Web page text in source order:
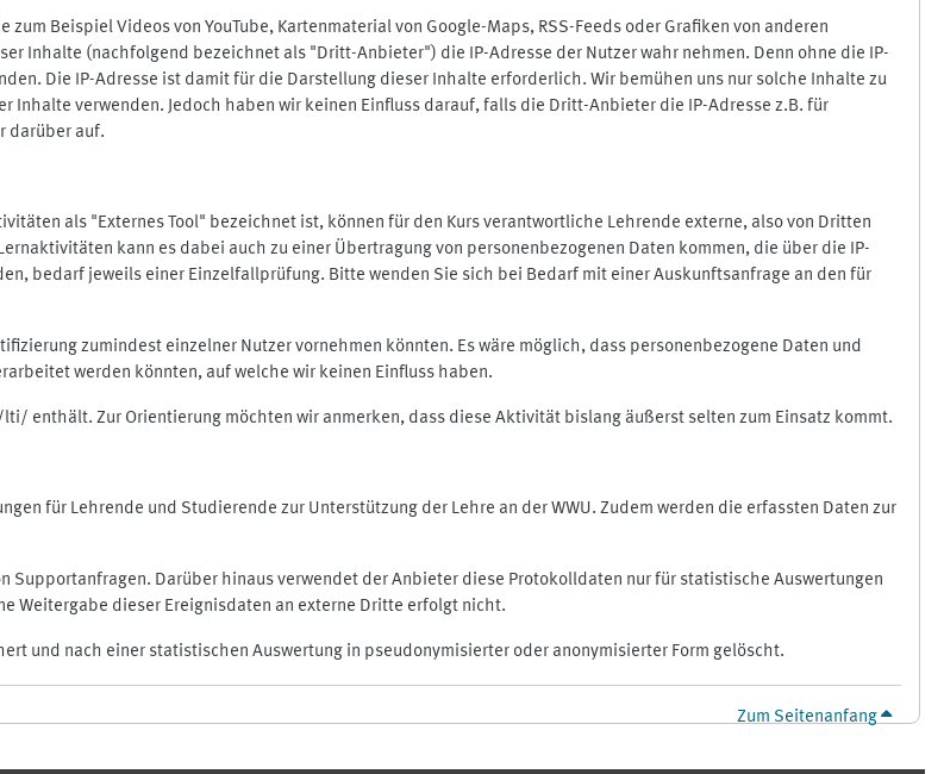
Beispiel Videos von YouTube, Kartenmaterial von Google-Maps, RSS-Feeds oder Grafiken von anderen
Inhalte (nachfolgend bezeichnet als "Dritt-Anbieter") die IP-Adresse der Nutzer wahr nehmen. Denn ohne die IP-
Die IP-Adresse ist damit für die Darstellung dieser Inhalte erforderlich. Wir bemühen uns nur solche Inhalte zu
verwenden. Jedoch haben wir keinen Einfluss darauf, falls die Dritt-Anbieter die IP-Adresse z.B. für
darüber auf.
als "Externes Tool" bezeichnet ist, können für den Kurs verantwortliche Lehrende externe, also von Dritten
kann es dabei auch zu einer Übertragung von personenbezogenen Daten kommen, die über die IP-
bedarf jeweils einer Einzelfallprüfung. Bitte wenden Sie sich bei Bedarf mit einer Auskunftsanfrage an den für
zumindest einzelner Nutzer vornehmen könnten. Es wäre möglich, dass personenbezogene Daten und
werden könnten, auf welche wir keinen Einfluss haben.
enthält. Zur Orientierung möchten wir anmerken, dass diese Aktivität bislang äußerst selten zum Einsatz kommt.
für Lehrende und Studierende zur Unterstützung der Lehre an der WWU. Zudem werden die erfassten Daten zur
Supportanfragen. Darüber hinaus verwendet der Anbieter diese Protokolldaten nur für statistische Auswertungen
Weitergabe dieser Ereignisdaten an externe Dritte erfolgt nicht.
und nach einer statistischen Auswertung in pseudonymisierter oder anonymisierter Form gelöscht.
Zum Seitenanfang